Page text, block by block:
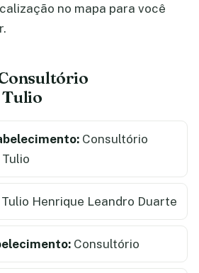
no mapa para você
Consultório
Tulio Henrique Leandro Duarte
Consultório